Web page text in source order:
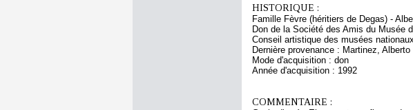
HISTORIQUE :
Famille Fèvre (héritiers de Degas) -
Don de la Société des Amis du Musée
Conseil artistique des musées
Dernière provenance : Martinez, Alberto
Mode d'acquisition : don
Année d'acquisition : 1992
COMMENTAIRE :